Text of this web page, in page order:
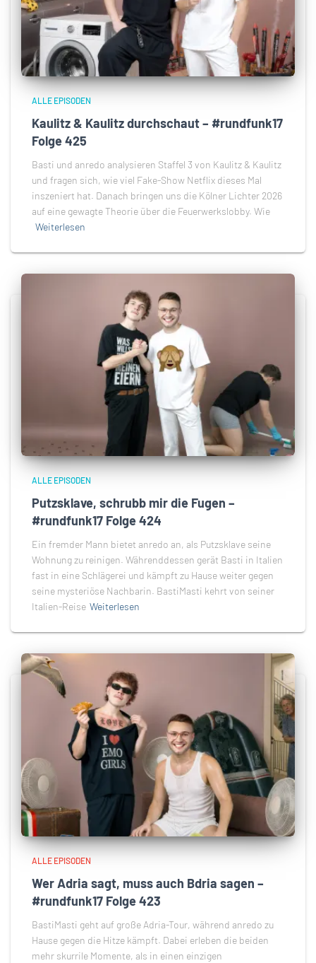
ALLE EPISODEN
Kaulitz & Kaulitz durchschaut – #rundfunk17
Folge 425
Basti und anredo analysieren Staffel 3 von Kaulitz & Kaulitz
und fragen sich, wie viel Fake-Show Netflix dieses Mal
inszeniert hat. Danach bringen uns die Kölner Lichter 2026
auf eine gewagte Theorie über die Feuerwerkslobby. Wie
Weiterlesen
ALLE EPISODEN
Putzsklave, schrubb mir die Fugen –
#rundfunk17 Folge 424
Ein fremder Mann bietet anredo an, als Putzsklave seine
Wohnung zu reinigen. Währenddessen gerät Basti in Italien
fast in eine Schlägerei und kämpft zu Hause weiter gegen
seine mysteriöse Nachbarin. BastiMasti kehrt von seiner
Italien-Reise Weiterlesen
ALLE EPISODEN
Wer Adria sagt, muss auch Bdria sagen –
#rundfunk17 Folge 423
BastiMasti geht auf große Adria-Tour, während anredo zu
Hause gegen die Hitze kämpft. Dabei erleben die beiden
mehr skurrile Momente, als in einen einzigen